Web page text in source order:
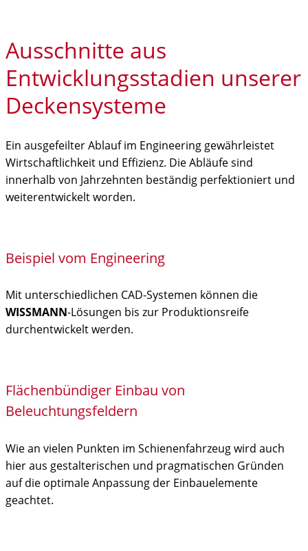
Ausschnitte aus
Entwicklungsstadien unserer
Deckensysteme
Ein ausgefeilter Ablauf im Engineering gewährleistet
Wirtschaftlichkeit und Effizienz. Die Abläufe sind
innerhalb von Jahrzehnten beständig perfektioniert und
weiterentwickelt worden.
Beispiel vom Engineering
Mit unterschiedlichen CAD-Systemen können die
WISSMANN-Lösungen bis zur Produktionsreife
durchentwickelt werden.
Flächenbündiger Einbau von
Beleuchtungsfeldern
Wie an vielen Punkten im Schienenfahrzeug wird auch
hier aus gestalterischen und pragmatischen Gründen
auf die optimale Anpassung der Einbauelemente
geachtet.